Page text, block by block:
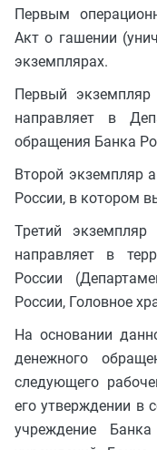
Первым
Акт о гашении
экземплярах.
Первый
направляет в
обращения Банка
Второй экземпляр
России, в котором
Третий
направляет в
России
России, Головное
На основании
денежного
следующего
его утверждении в
учреждение